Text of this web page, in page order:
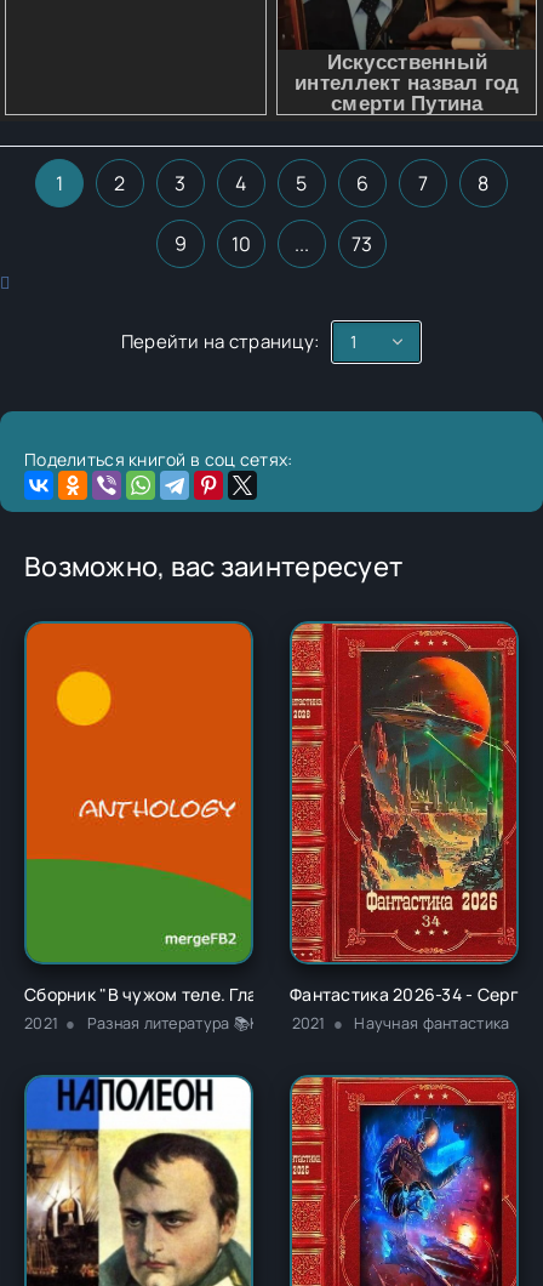
1 2 3 4 5 6 7 8
9 10 ... 73
Перейти на страницу:
Поделиться книгой в соц сетях:
Возможно, вас заинтересует
Сборник "В чужом теле. Глава 1" - Ричард Карл Лаймон
2021 Разная литература 📚Классика
Фантастика 2026-34 -
2021 Научная фантастика